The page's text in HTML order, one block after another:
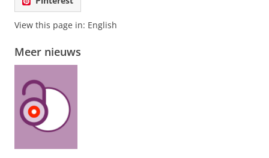
View this page in: English
Meer nieuws